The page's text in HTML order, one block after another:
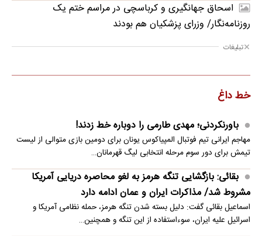
اسحاق جهانگیری و کرباسچی در مراسم ختم یک
روزنامه‌نگار/ وزرای پزشکیان هم بودند
تبلیغات
خط داغ
باورنکردنی؛ مهدی طارمی را دوباره خط زدند!
مهاجم ایرانی تیم فوتبال المپیاکوس یونان برای دومین بازی متوالی از لیست
تیمش برای دور سوم مرحله انتخابی لیگ قهرمانان…
بقائی: بازگشایی تنگه هرمز به لغو محاصره دریایی آمریکا
مشروط شد/ مذاکرات ایران و عمان ادامه دارد
اسماعیل بقائی گفت: دلیل بسته شدن تنگه هرمز، حمله نظامی آمریکا و
اسرائیل علیه ایران، سوءاستفاده از این تنگه و همچنین…